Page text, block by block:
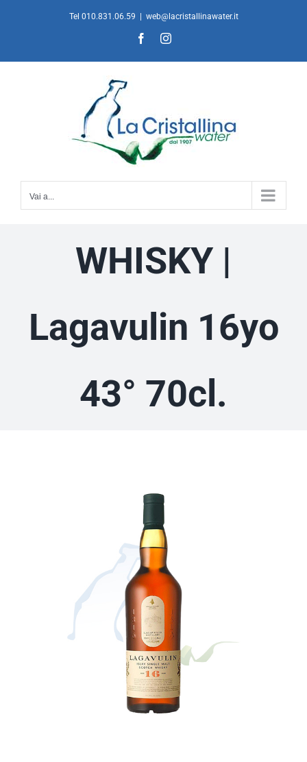
Tel 010.831.06.59 web@lacristallinawater.it
FacebookInstagram
Vai a...
WHISKY |
Lagavulin 16yo
43° 70cl.